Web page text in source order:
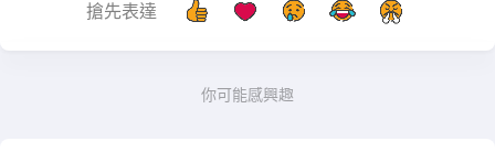
搶先表達
你可能感興趣